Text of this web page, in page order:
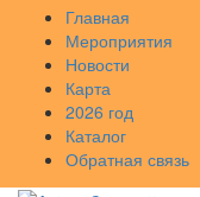
Главная
Мероприятия
Новости
Карта
2026 год
Каталог
Обратная связь